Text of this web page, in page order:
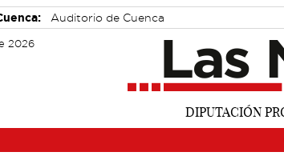
Auditorio de Cuenca
2026